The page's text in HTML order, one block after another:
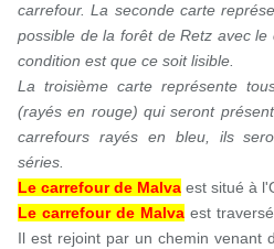
carrefour. La seconde carte
possible de la forêt de Retz avec
condition est que ce soit lisible.
La troisième carte représente
(rayés en rouge) qui seront
carrefours rayés en bleu, ils
séries.
Le carrefour de Malva est situé à
Le carrefour de Malvaest
Il est rejoint par un chemin venant